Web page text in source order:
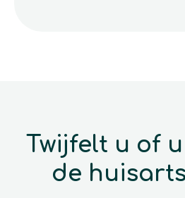
Twijfelt u of
de